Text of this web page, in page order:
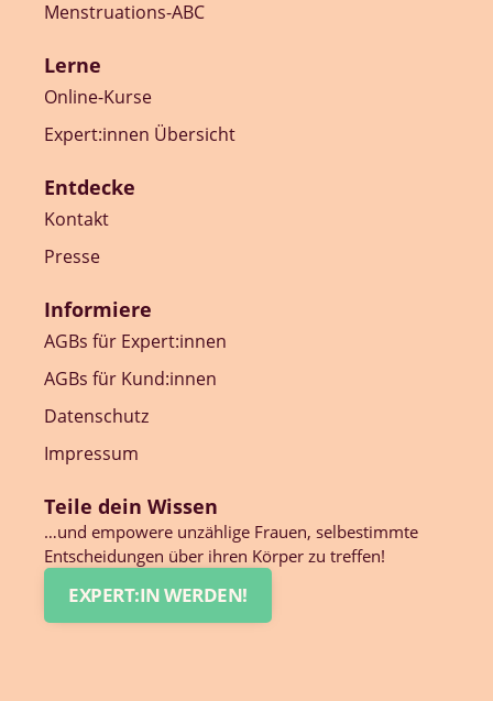
Menstruations-ABC
Lerne
Online-Kurse
Expert:innen Übersicht
Entdecke
Kontakt
Presse
Informiere
AGBs für Expert:innen
AGBs für Kund:innen
Datenschutz
Impressum
Teile dein Wissen
…und empowere unzählige Frauen, selbestimmte
Entscheidungen über ihren Körper zu treffen!
EXPERT:IN WERDEN!